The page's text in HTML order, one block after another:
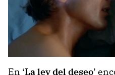
En ‘La ley del deseo’